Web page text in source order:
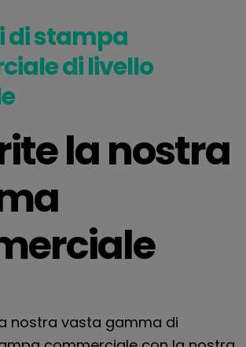
di stampa
di livello
la nostra
nostra vasta gamma di